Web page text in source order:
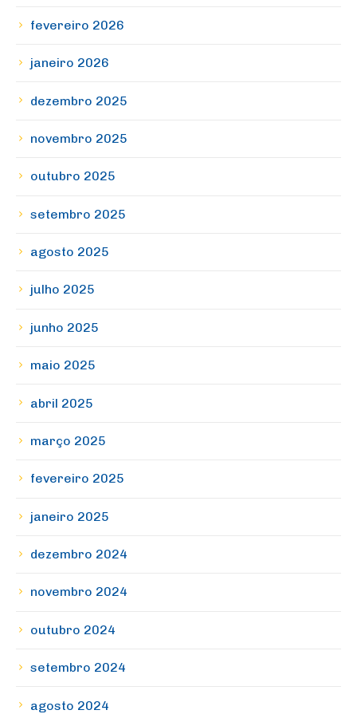
fevereiro 2026
janeiro 2026
dezembro 2025
novembro 2025
outubro 2025
setembro 2025
agosto 2025
julho 2025
junho 2025
maio 2025
abril 2025
março 2025
fevereiro 2025
janeiro 2025
dezembro 2024
novembro 2024
outubro 2024
setembro 2024
agosto 2024